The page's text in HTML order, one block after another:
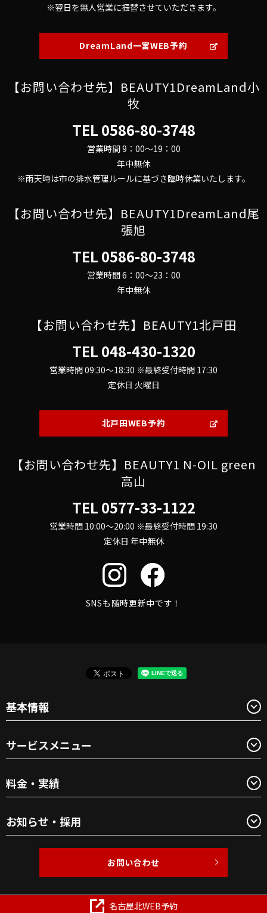
※翌日を無人営業に振替させていただきます。
DreamLand一宮WEB予約
【お問い合わせ先】BEAUTY1DreamLand小
牧
TEL 0586-80-3748
営業時間 9：00～19：00
年中無休
※雨天時は市の排水管理ルールに基づき臨時休業いたします。
【お問い合わせ先】BEAUTY1DreamLand尾
張旭
TEL 0586-80-3748
営業時間 6：00～23：00
年中無休
【お問い合わせ先】BEAUTY1北戸田
TEL 048-430-1320
営業時間 09:30～18:30 ※最終受付時間 17:30
定休日 火曜日
北戸田WEB予約
【お問い合わせ先】BEAUTY1 N-OIL green
高山
TEL 0577-33-1122
営業時間 10:00～20:00 ※最終受付時間 19:30
定休日 年中無休
SNSも随時更新中です！
名古屋北WEB予約
基本情報
サービスメニュー
料金・実績
お知らせ・採用
お問い合わせ
Copyright © BEAUTY1 All Rights Reserved.